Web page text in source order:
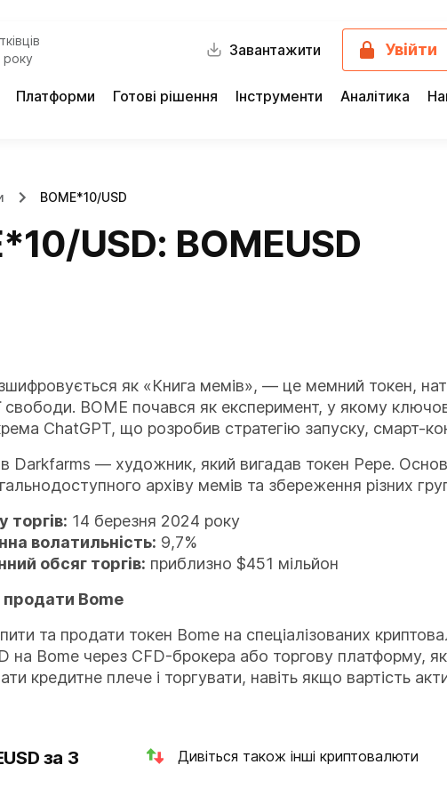
року
Завантажити Увійти
Платформи Готові рішення Інструменти Аналітика
BOME*10/USD
USD: BOMEUSD
як «Книга мемів», — це мемний токен,
свободи. BOME почався як експеримент, у якому
ChatGPT, що розробив стратегію запуску, смарт-
Darkfarms — художник, який вигадав токен Pepe.
архіву мемів та збереження різних
торгів: 14 березня 2024 року
волатильність: 9,7%
обсяг торгів: приблизно $451 мільйон
продати Bome
та продати токен Bome на спеціалізованих
на Bome через CFD-брокера або торгову платформу,
кредитне плече і торгувати, навіть якщо вартість
за 3
Дивіться також інші криптовалюти